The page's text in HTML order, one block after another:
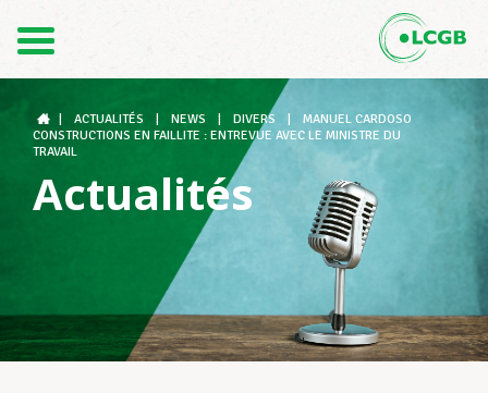
DE
Le LCGB
Structures syndicales
Assistance au Travail
ACTUALITÉS NEWS DIVERS
MANUEL CARDOSO
CONSTRUCTIONS EN FAILLITE : ENTREVUE AVEC LE MINISTRE DU
TRAVAIL
Actualités